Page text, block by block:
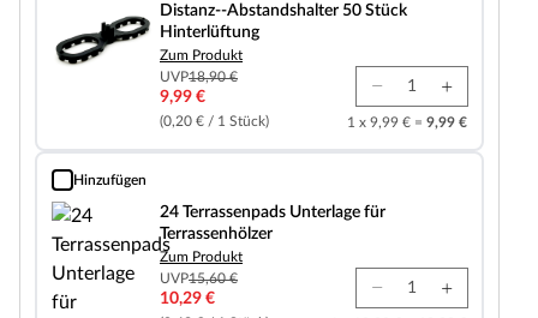
Distanz--Abstandshalter 50 Stück
Hinterlüftung
Zum Produkt
UVP18,90 €
9,99 €
(0,20 € / 1 Stück) 1 x 9,99 € = 9,99 €
Hinzufügen
24 Terrassenpads Unterlage für Terrassenhölzer
24 Terrassenpads Unterlage für
Terrassenhölzer
Zum Produkt
UVP15,60 €
10,29 €